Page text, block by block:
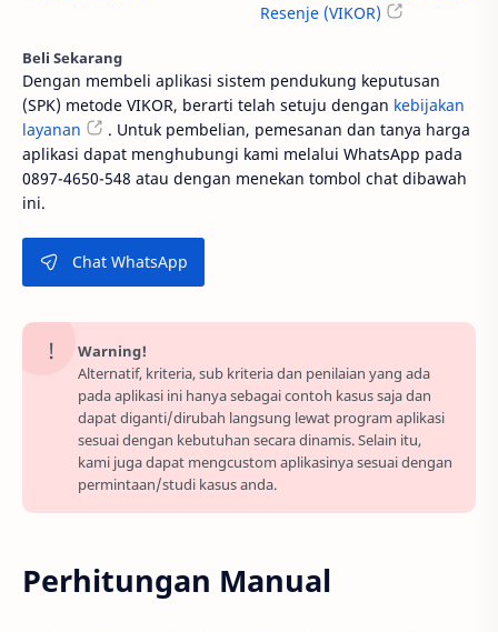
Resenje (VIKOR)
Beli Sekarang
Dengan membeli aplikasi sistem pendukung keputusan
(SPK) metode VIKOR, berarti telah setuju dengan kebijakan
layanan
. Untuk pembelian, pemesanan dan tanya harga
aplikasi dapat menghubungi kami melalui WhatsApp pada
0897-4650-548 atau dengan menekan tombol chat dibawah
ini.
Chat WhatsApp
Warning!
Alternatif, kriteria, sub kriteria dan penilaian yang ada
pada aplikasi ini hanya sebagai contoh kasus saja dan
dapat diganti/dirubah langsung lewat program aplikasi
sesuai dengan kebutuhan secara dinamis. Selain itu,
kami juga dapat mengcustom aplikasinya sesuai dengan
permintaan/studi kasus anda.
Perhitungan Manual